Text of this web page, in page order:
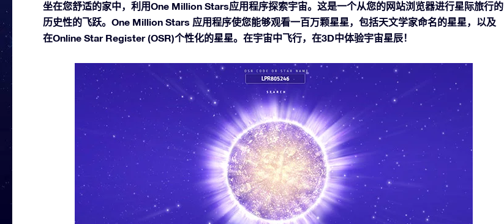
坐在您舒适的家中，利用One Million Stars应用程序探索宇宙。这是一个从您的网站浏览器进行星际旅行的
历史性的飞跃。One Million Stars 应用程序使您能够观看一百万颗星星，包括天文学家命名的星星，以及
在Online Star Register (OSR)个性化的星星。在宇宙中飞行，在3D中体验宇宙星辰！